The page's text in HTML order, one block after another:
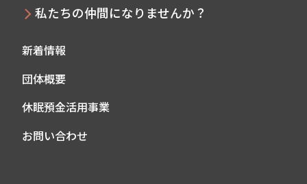
私たちの仲間になりませんか？
新着情報
団体概要
休眠預金活用事業
お問い合わせ